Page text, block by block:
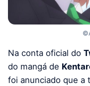
Na conta oficial do
do mangá de
foi anunciado que a